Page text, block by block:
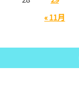
« 11月